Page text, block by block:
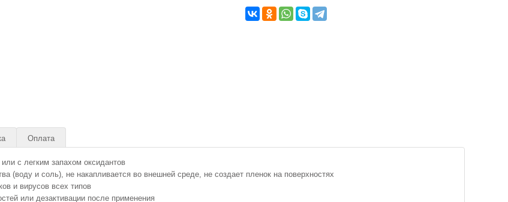
Оплата
с легким запахом оксидантов
(воду и соль), не накапливается во внешней среде, не создает пленок на поверхностях
и вирусов всех типов
или дезактивации после применения